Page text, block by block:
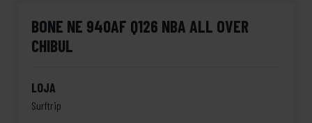
BONE NE 940AF Q126 NBA ALL OVER
CHIBUL
LOJA
Surftrip